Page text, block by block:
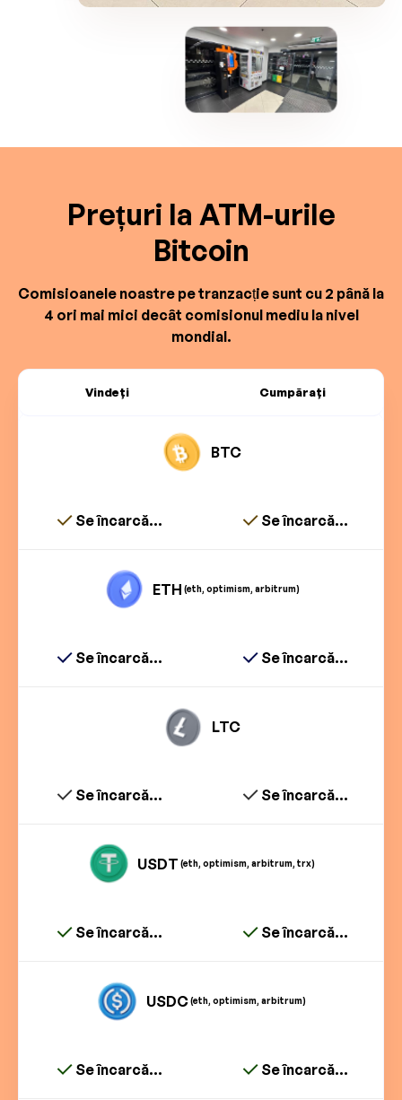
Prețuri la ATM-urile
Bitcoin
Comisioanele noastre pe tranzacție sunt cu 2 până la
4 ori mai mici decât comisionul mediu la nivel
mondial.
Vindeți Cumpărați
BTC
Se încarcă... Se încarcă...
ETH (eth, optimism, arbitrum)
Se încarcă... Se încarcă...
LTC
Se încarcă... Se încarcă...
USDT (eth, optimism, arbitrum, trx)
Se încarcă... Se încarcă...
USDC(eth, optimism, arbitrum)
Se încarcă... Se încarcă...